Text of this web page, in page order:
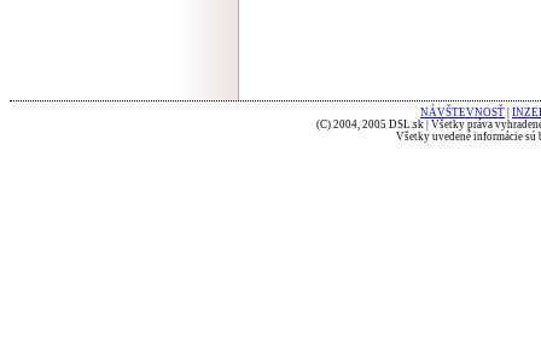
NÁVŠTEVNOSŤ
(C) 2004, 2005 DSL.sk | Všetky práva
Všetky uvedené informácie sú